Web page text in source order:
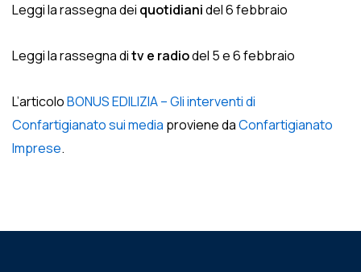
Leggi la rassegna dei quotidianidel 6 febbraio
Leggi la rassegna ditv e radiodel 5 e 6 febbraio
L’articoloBONUS EDILIZIA – Gli interventi di
Confartigianato sui media proviene daConfartigianato
Imprese.